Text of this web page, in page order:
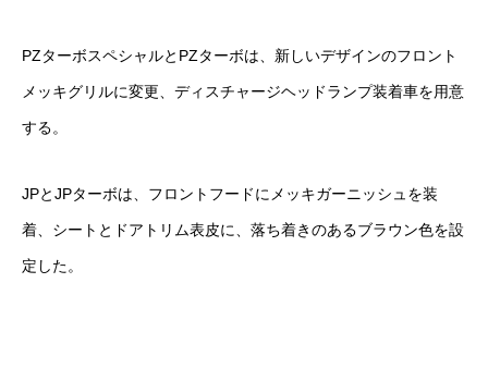
PZターボスペシャルとPZターボは、新しいデザインのフロント
メッキグリルに変更、ディスチャージヘッドランプ装着車を用意
する。
JPとJPターボは、フロントフードにメッキガーニッシュを装
着、シートとドアトリム表皮に、落ち着きのあるブラウン色を設
定した。